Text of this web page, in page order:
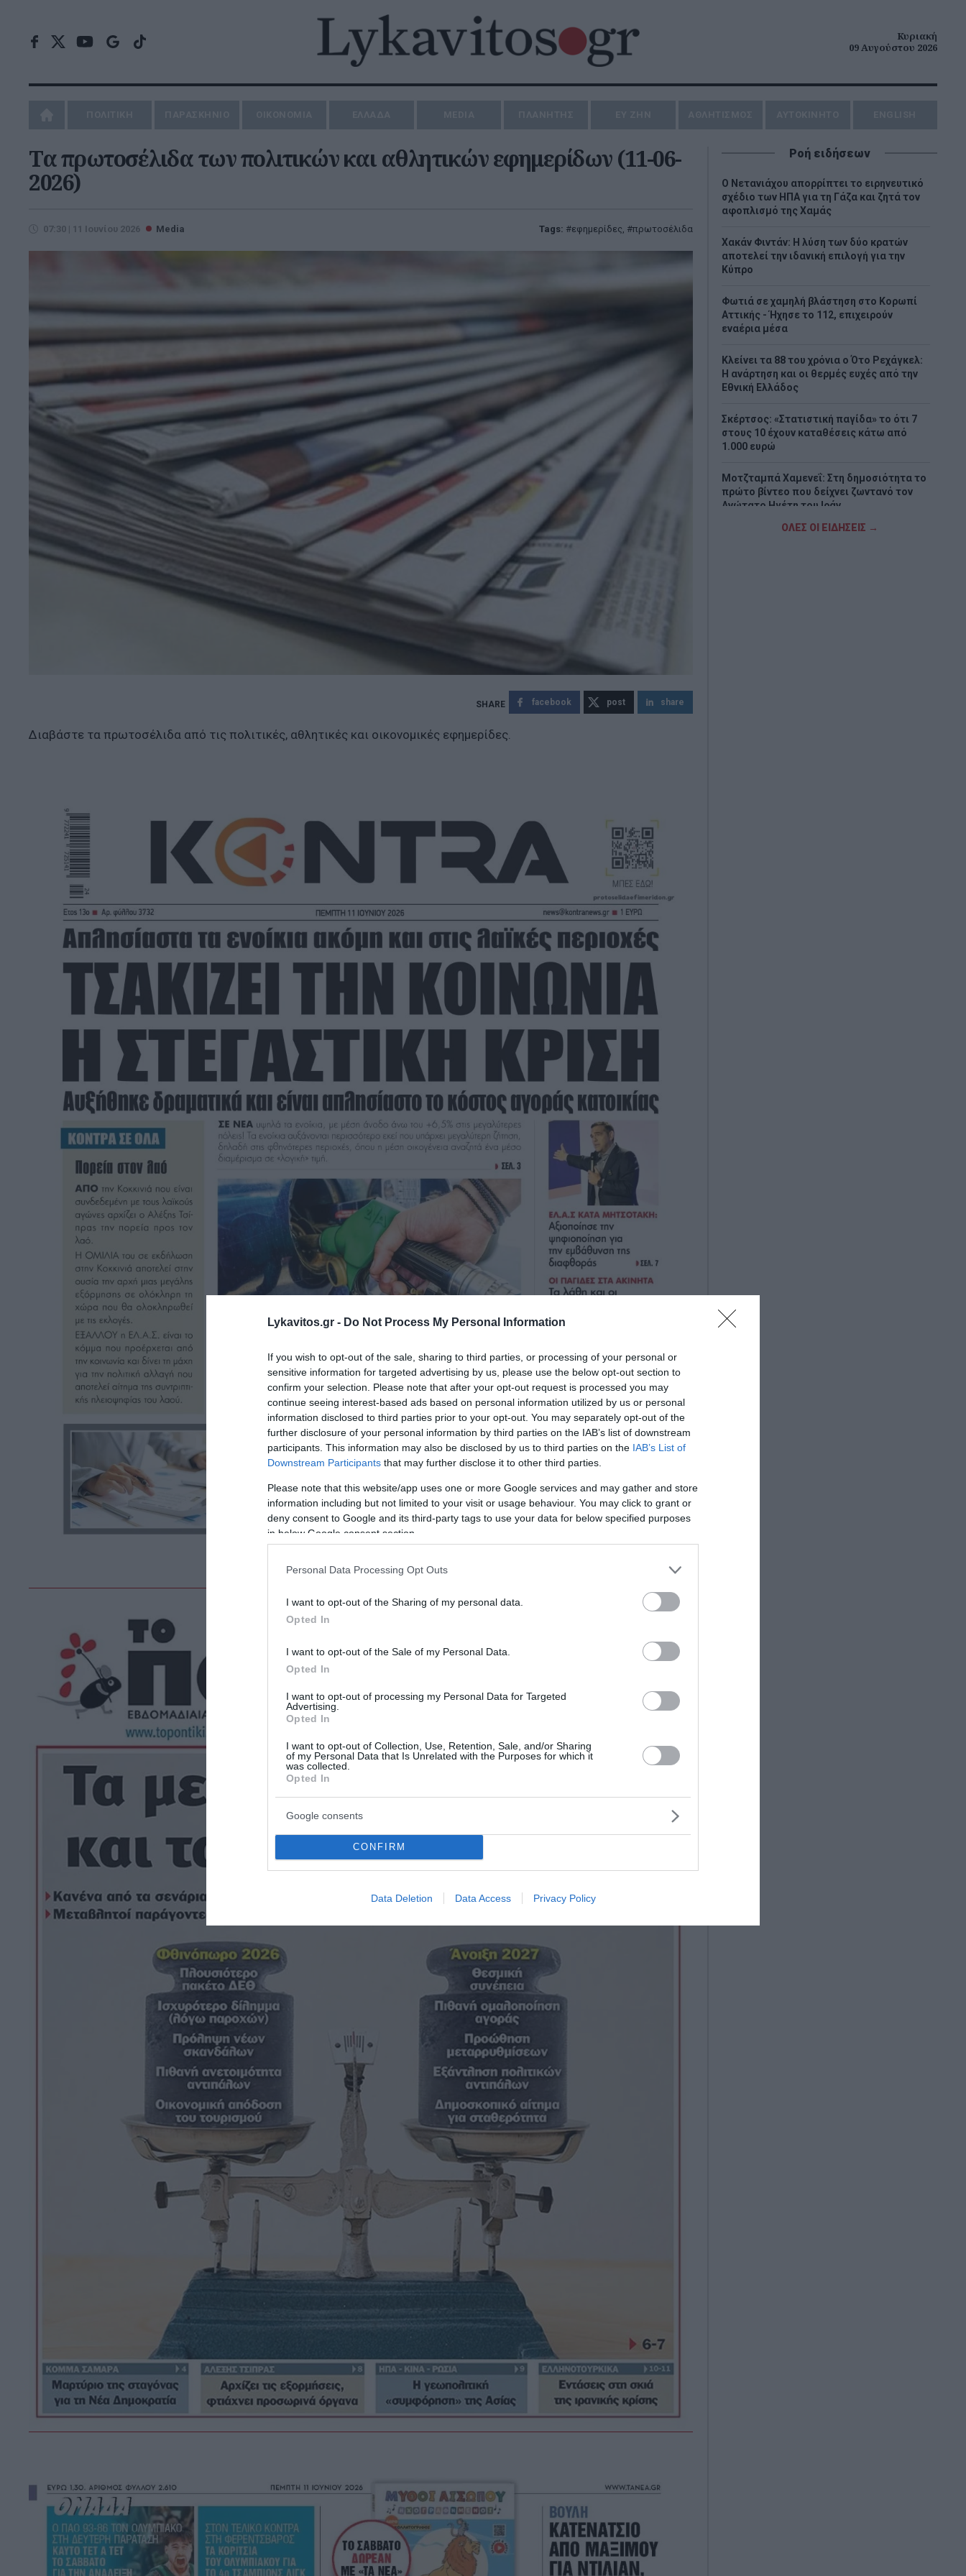
Lykavitos.gr - Do Not Process My Personal Information
If you wish to opt-out of the sale, sharing to third parties, or processing of your personal or
sensitive information for targeted advertising by us, please use the below opt-out section to
confirm your selection. Please note that after your opt-out request is processed you may
continue seeing interest-based ads based on personal information utilized by us or personal
information disclosed to third parties prior to your opt-out. You may separately opt-out of the
further disclosure of your personal information by third parties on the IAB’s list of downstream
participants. This information may also be disclosed by us to third parties on the IAB’s List of
Downstream Participants that may further disclose it to other third parties.
Please note that this website/app uses one or more Google services and may gather and store
information including but not limited to your visit or usage behaviour. You may click to grant or
deny consent to Google and its third-party tags to use your data for below specified purposes
in below Google consent section.
Personal Data Processing Opt Outs
I want to opt-out of the Sharing of my personal data.
Opted In
I want to opt-out of the Sale of my Personal Data.
Opted In
I want to opt-out of processing my Personal Data for Targeted
Advertising.
Opted In
I want to opt-out of Collection, Use, Retention, Sale, and/or Sharing
of my Personal Data that Is Unrelated with the Purposes for which it
was collected.
Opted In
Google consents
CONFIRM
Data Deletion Data Access Privacy Policy
Κυριακή
09 Αυγούστου 2026
Τα πρωτοσέλιδα των πολιτικών και αθλητικών εφημερίδων (11-06-
2026)
07:30 | 11 Ιουνίου 2026 Media Tags: εφημερίδες, πρωτοσέλιδα
facebook post share
Διαβάστε τα πρωτοσέλιδα από τις πολιτικές, αθλητικές και οικονομικές εφημερίδες.
Ροή ειδήσεων
Ο Νετανιάχου απορρίπτει το ειρηνευτικό
σχέδιο των ΗΠΑ για τη Γάζα και ζητά τον
αφοπλισμό της Χαμάς
Χακάν Φιντάν: Η λύση των δύο κρατών
αποτελεί την ιδανική επιλογή για την
Κύπρο
Φωτιά σε χαμηλή βλάστηση στο Κορωπί
Αττικής - Ήχησε το 112, επιχειρούν
εναέρια μέσα
Κλείνει τα 88 του χρόνια ο Ότο Ρεχάγκελ:
Η ανάρτηση και οι θερμές ευχές από την
Εθνική Ελλάδος
Σκέρτσος: «Στατιστική παγίδα» το ότι 7
στους 10 έχουν καταθέσεις κάτω από
1.000 ευρώ
Μοτζταμπά Χαμενεΐ: Στη δημοσιότητα το
πρώτο βίντεο που δείχνει ζωντανό τον
Ανώτατο Ηγέτη του Ιράν
ΟΛΕΣ ΟΙ ΕΙΔΗΣΕΙΣ →